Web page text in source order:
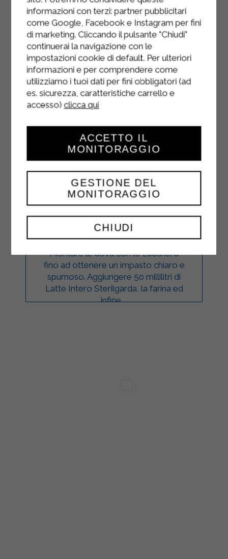
ROTOLO ALLA
VANIGLIA RIPIENO
DI BUDINO
DESSERT
Montare le uova con lo zucchero
fino ad ottenere un impasto chiaro e
spumoso. Aggiungere 50 millilitri di
Latte Intero Sterilgarda, la farina ed
infine ...
informazioni con terzi: partner pubblicitari
come Google, Facebook e Instagram per fini
di marketing. Cliccando il pulsante "Chiudi"
continuerai la navigazione con le
impostazioni cookie di default. Per ulteriori
informazioni e per comprendere come
utilizziamo i tuoi dati per fini obbligatori (ad
es. sicurezza, caratteristiche carrello e
accesso) clicca qui
CHIUDI
GESTIONE DEL
MONITORAGGIO
ACCETTO IL
MONITORAGGIO